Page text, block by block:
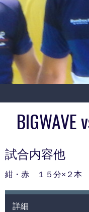
Skip
content
試合内容他
紺・赤 １５分×２本
詳細